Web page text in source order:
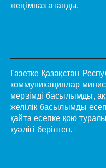
жеңімпаз атанды.
Газетке Қазақстан
коммуникациялар
мерзімді басылымды,
желілік басылымды
қайта есепке қою
куәлігі берілген.